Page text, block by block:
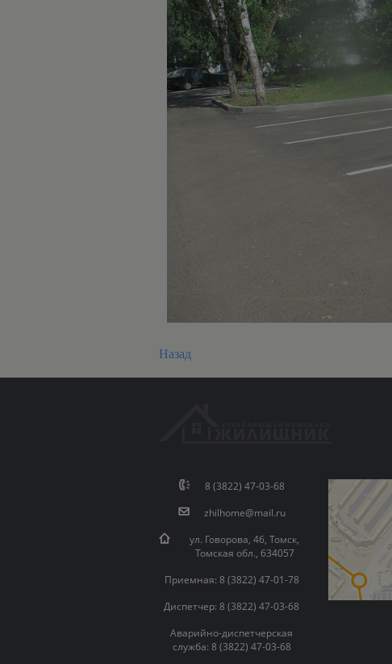
Назад
8 (3822) 47-03-68
zhilhome@mail.ru
ул. Говорова, 46, Томск,
Томская обл., 634057
Приемная: 8 (3822) 47-01-78
Диспетчер: 8 (3822) 47-03-68
Аварийно-диспетчерская
служба: 8 (3822) 47-03-68